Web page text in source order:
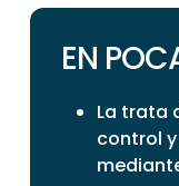
EN
La trata
control